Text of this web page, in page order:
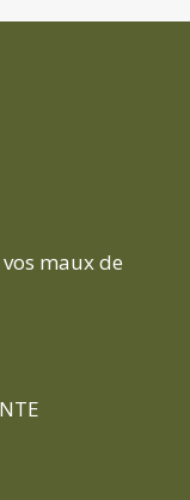
maux de